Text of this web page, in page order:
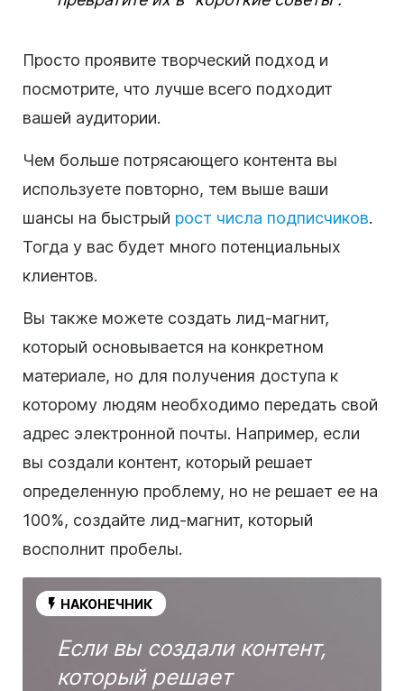
Просто проявите творческий подход и
посмотрите, что лучше всего подходит
вашей аудитории.
Чем больше потрясающего контента вы
используете повторно, тем выше ваши
шансы на быстрый рост числа подписчиков.
Тогда у вас будет много потенциальных
клиентов.
Вы также можете создать лид-магнит,
который основывается на конкретном
материале, но для получения доступа к
которому людям необходимо передать свой
адрес электронной почты. Например, если
вы создали контент, который решает
определенную проблему, но не решает ее на
100%, создайте лид-магнит, который
восполнит пробелы.
НАКОНЕЧНИК
Если вы создали контент,
который решает